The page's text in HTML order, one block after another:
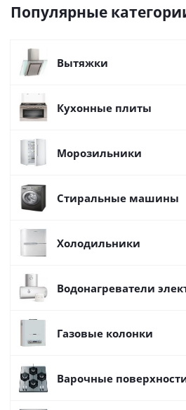
Популярные
Вытяжки
Кухонные плиты
Морозильники
Стиральные машины
Холодильники
Водонагреватели
Газовые колонки
Варочные